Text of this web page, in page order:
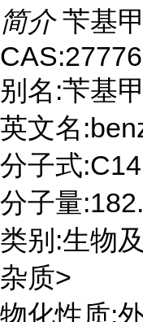
简介 苄基
别名:苄基
英文名
分子式
分子量
类别:生物
杂质>
物化性质: